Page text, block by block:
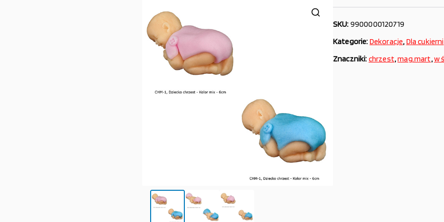
SKU: 9900000120719
Kategorie: Dekoracje, Dla cukierni
Znaczniki: chrzest,mag.mart,w